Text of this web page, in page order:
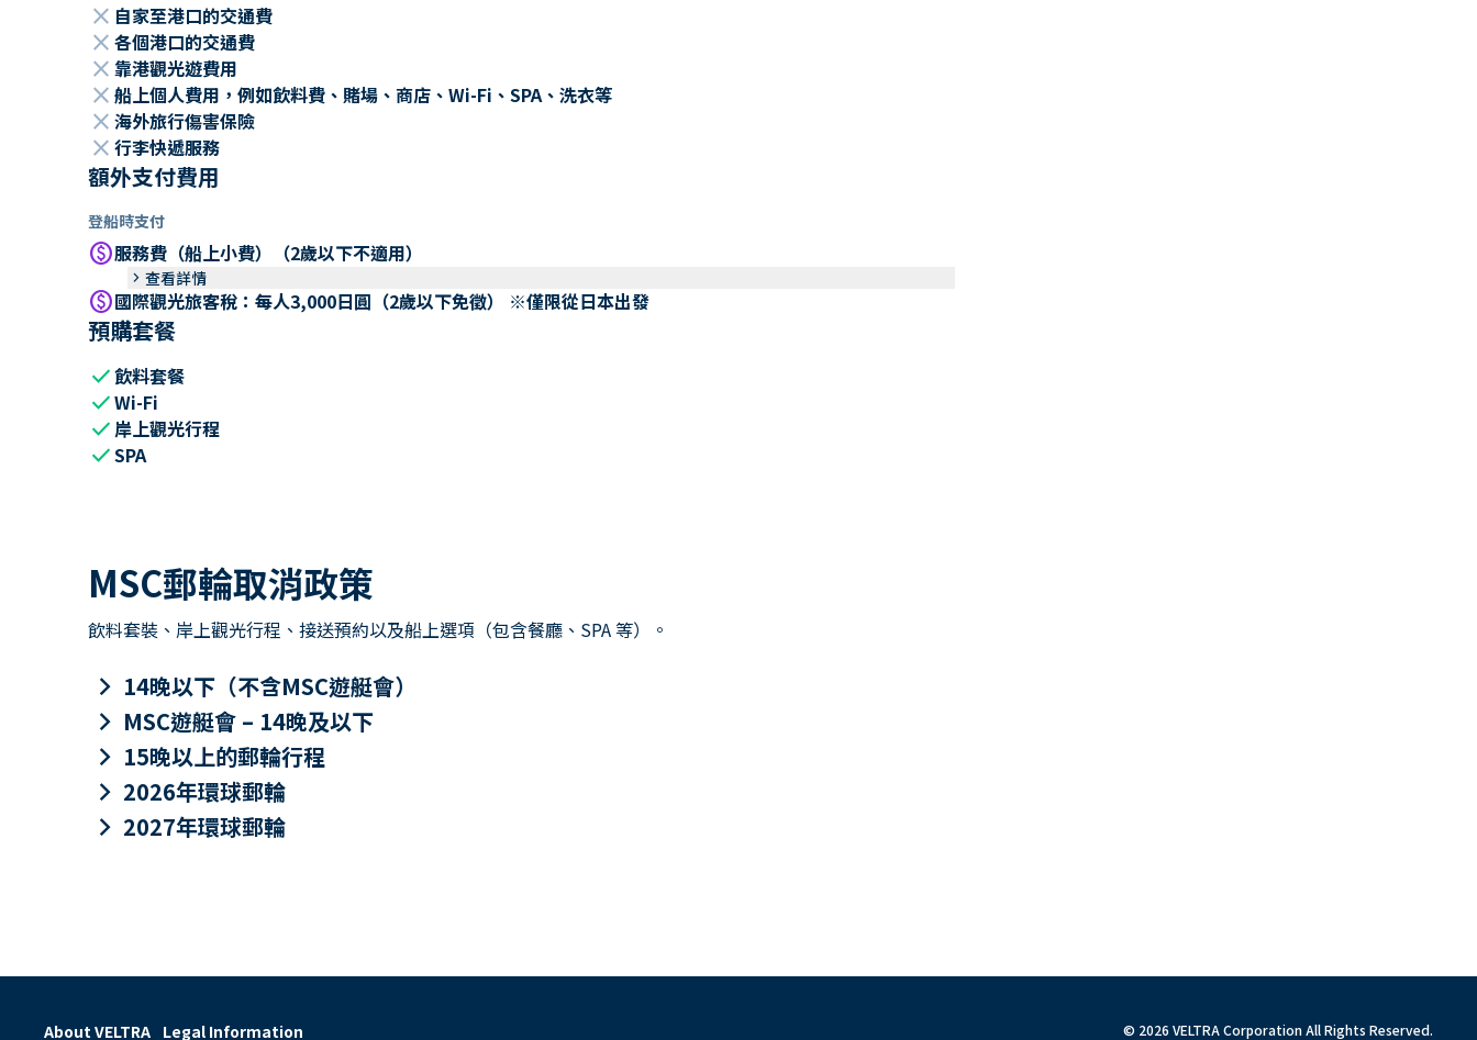
close 自家至港口的交通費
close 各個港口的交通費
close 靠港觀光遊費用
close 船上個人費用，例如飲料費、賭場、商店、Wi-Fi、SPA、洗衣等
close 海外旅行傷害保險
close 行李快遞服務
額外支付費用
登船時支付
paid服務費（船上小費）（2歲以下不適用）
keyboard_arrow_right 查看詳情
paid國際觀光旅客稅：每人3,000日圓（2歲以下免徵） ※僅限從日本出發
預購套餐
check飲料套餐
checkWi-Fi
check 岸上觀光行程
checkSPA
MSC郵輪取消政策
飲料套裝、岸上觀光行程、接送預約以及船上選項（包含餐廳、SPA 等）。
keyboard_arrow_right 14晚以下（不含MSC遊艇會）
keyboard_arrow_right MSC遊艇會 – 14晚及以下
keyboard_arrow_right 15晚以上的郵輪行程
keyboard_arrow_right 2026年環球郵輪
keyboard_arrow_right 2027年環球郵輪
About VELTRA Legal Information © 2026 VELTRA Corporation All Rights Reserved.